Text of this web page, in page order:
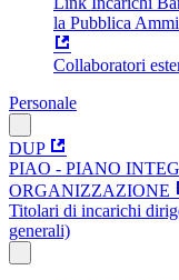
la Pubblica
Collaboratori
Personale
DUP
PIAO - PIANO
ORGANIZZAZIONE
Titolari di incarichi
generali)